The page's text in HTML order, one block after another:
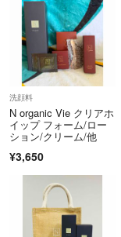
洗顔料
N organic Vie クリアホ
イップ フォーム/ロー
ション/クリーム/他
¥3,650